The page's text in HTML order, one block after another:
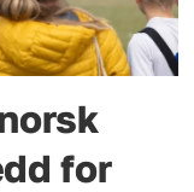
for